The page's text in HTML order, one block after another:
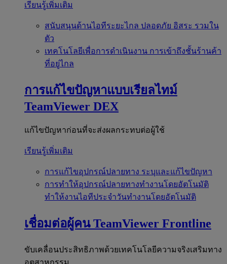
เรียนรู้เพิ่มเติม
สนับสนุนด้านไอทีระยะไกล ปลอดภัย อิสระ รวมใน
ตัว
เทคโนโลยีเพื่อการดำเนินงาน การเข้าถึงชั้นร้านค้า
ที่อยู่ไกล
การแก้ไขปัญหาแบบเรียลไทม์
TeamViewer DEX
แก้ไขปัญหาก่อนที่จะส่งผลกระทบต่อผู้ใช้
เรียนรู้เพิ่มเติม
การแก้ไขอุปกรณ์ปลายทาง ระบุและแก้ไขปัญหา
การทำให้อุปกรณ์ปลายทางทำงานโดยอัตโนมัติ
ทำให้งานไอทีประจำวันทำงานโดยอัตโนมัติ
เชื่อมต่อผู้คน TeamViewer Frontline
ขับเคลื่อนประสิทธิภาพด้วยเทคโนโลยีความจริงเสริมทาง
อุตสาหกรรม